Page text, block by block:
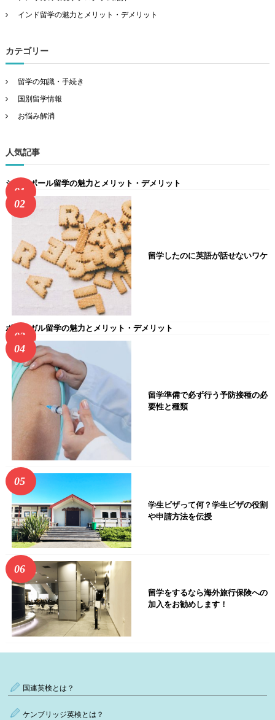
シ
ョ
ン
インド留学の魅力とメリット・デメリット
カテゴリー
留学の知識・手続き
国別留学情報
お悩み解消
人気記事
シンガポール留学の魅力とメリット・デメリット
留学したのに英語が話せないワケ
ポルトガル留学の魅力とメリット・デメリット
留学準備で必ず行う予防接種の必
要性と種類
学生ビザって何？学生ビザの役割
や申請方法を伝授
留学をするなら海外旅行保険への
加入をお勧めします！
国連英検とは？
ケンブリッジ英検とは？